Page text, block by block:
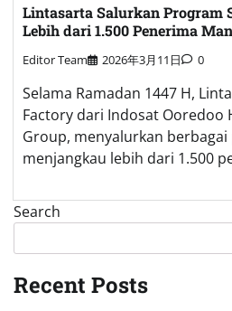
Lintasarta Salurkan Program
Lebih dari 1.500 Penerima
Editor Team 2026年3月11日 0
Selama Ramadan 1447 H,
Factory dari Indosat Ooredoo
Group, menyalurkan
menjangkau lebih dari 1.500
Search
Recent Posts